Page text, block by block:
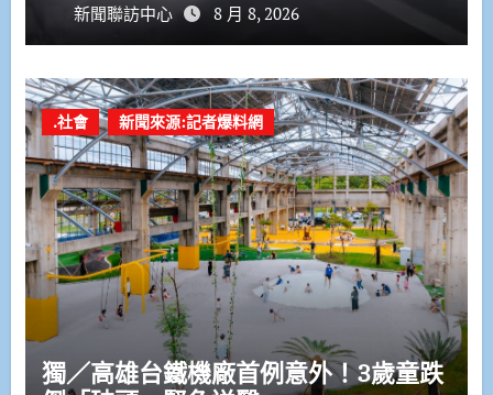
新聞聯訪中心 8 月 8, 2026
.社會 新聞來源:記者爆料網
獨／高雄台鐵機廠首例意外！3歲童跌